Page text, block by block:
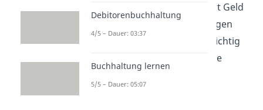
kannst und wie du umgekehrt Geld
in dein Unternehmen einbringen
kannst. Diese Begriffe sind wichtig
für die Buchhaltung und deine
Debitorenbuchhaltung
4/5 – Dauer: 03:37
Buchhaltung lernen
5/5 – Dauer: 05:07